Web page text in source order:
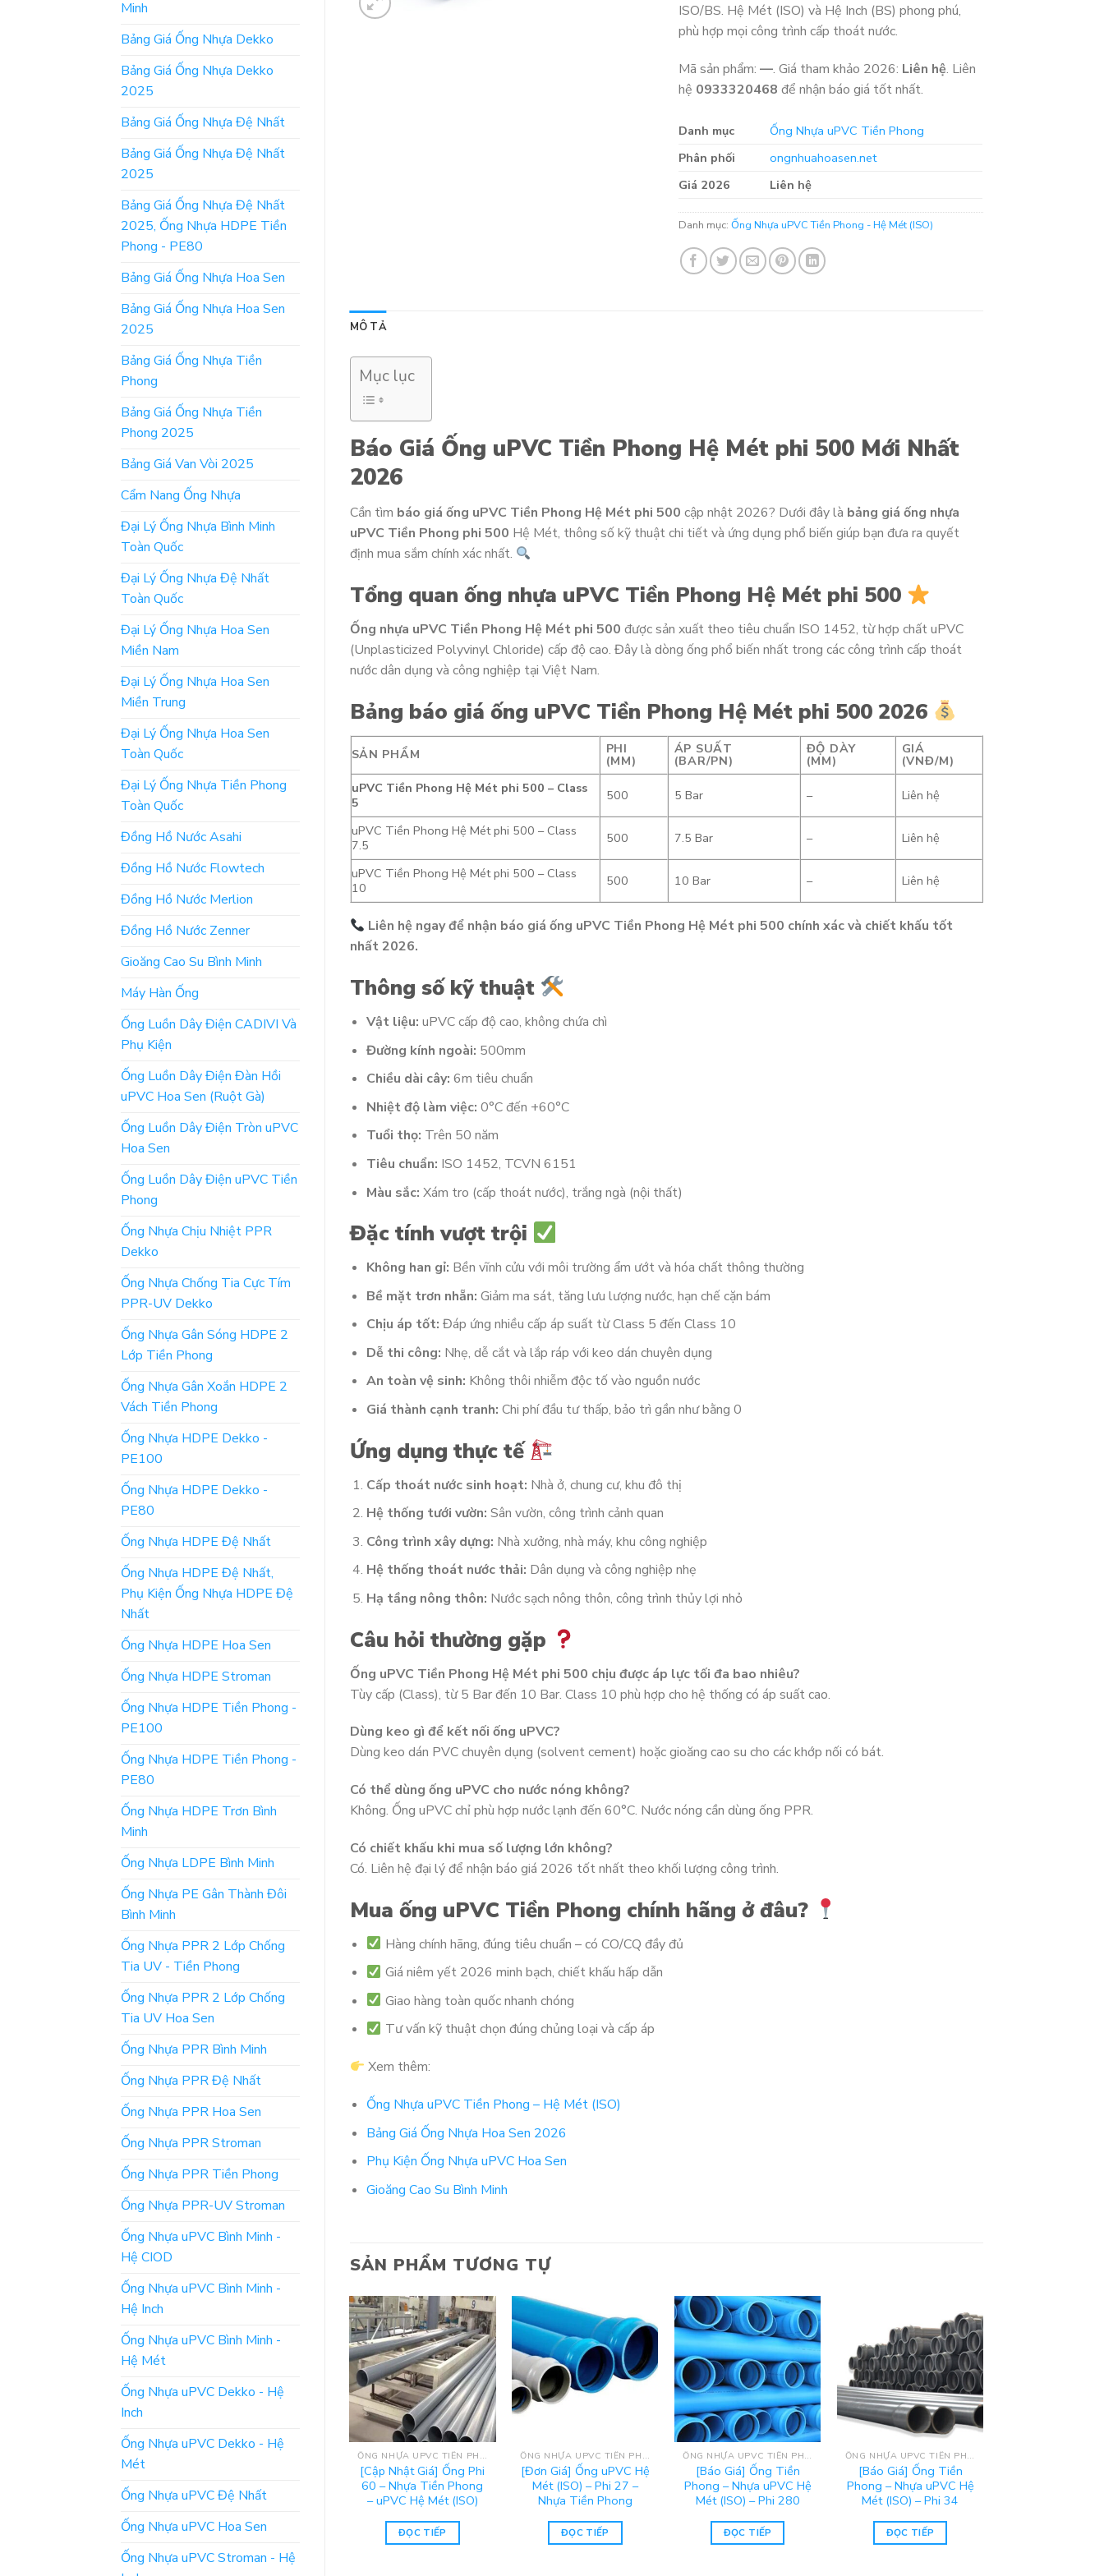
Minh
Bảng Giá Ống Nhựa Dekko
Bảng Giá Ống Nhựa Dekko
2025
Bảng Giá Ống Nhựa Đệ Nhất
Bảng Giá Ống Nhựa Đệ Nhất
2025
Bảng Giá Ống Nhựa Đệ Nhất
2025, Ống Nhựa HDPE Tiền
Phong - PE80
Bảng Giá Ống Nhựa Hoa Sen
Bảng Giá Ống Nhựa Hoa Sen
2025
Bảng Giá Ống Nhựa Tiền
Phong
Bảng Giá Ống Nhựa Tiền
Phong 2025
Bảng Giá Van Vòi 2025
Cẩm Nang Ống Nhựa
Đại Lý Ống Nhựa Bình Minh
Toàn Quốc
Đại Lý Ống Nhựa Đệ Nhất
Toàn Quốc
Đại Lý Ống Nhựa Hoa Sen
Miền Nam
Đại Lý Ống Nhựa Hoa Sen
Miền Trung
Đại Lý Ống Nhựa Hoa Sen
Toàn Quốc
Đại Lý Ống Nhựa Tiền Phong
Toàn Quốc
Đồng Hồ Nước Asahi
Đồng Hồ Nước Flowtech
Đồng Hồ Nước Merlion
Đồng Hồ Nước Zenner
Gioăng Cao Su Bình Minh
Máy Hàn Ống
Ống Luồn Dây Điện CADIVI Và
Phụ Kiện
Ống Luồn Dây Điện Đàn Hồi
uPVC Hoa Sen (Ruột Gà)
Ống Luồn Dây Điện Tròn uPVC
Hoa Sen
Ống Luồn Dây Điện uPVC Tiền
Phong
Ống Nhựa Chịu Nhiệt PPR
Dekko
Ống Nhựa Chống Tia Cực Tím
PPR-UV Dekko
Ống Nhựa Gân Sóng HDPE 2
Lớp Tiền Phong
Ống Nhựa Gân Xoắn HDPE 2
Vách Tiền Phong
Ống Nhựa HDPE Dekko -
PE100
Ống Nhựa HDPE Dekko -
PE80
Ống Nhựa HDPE Đệ Nhất
Ống Nhựa HDPE Đệ Nhất,
Phụ Kiện Ống Nhựa HDPE Đệ
Nhất
Ống Nhựa HDPE Hoa Sen
Ống Nhựa HDPE Stroman
Ống Nhựa HDPE Tiền Phong -
PE100
Ống Nhựa HDPE Tiền Phong -
PE80
Ống Nhựa HDPE Trơn Bình
Minh
Ống Nhựa LDPE Bình Minh
Ống Nhựa PE Gân Thành Đôi
Bình Minh
Ống Nhựa PPR 2 Lớp Chống
Tia UV - Tiền Phong
Ống Nhựa PPR 2 Lớp Chống
Tia UV Hoa Sen
Ống Nhựa PPR Bình Minh
Ống Nhựa PPR Đệ Nhất
Ống Nhựa PPR Hoa Sen
Ống Nhựa PPR Stroman
Ống Nhựa PPR Tiền Phong
Ống Nhựa PPR-UV Stroman
Ống Nhựa uPVC Bình Minh -
Hệ CIOD
Ống Nhựa uPVC Bình Minh -
Hệ Inch
Ống Nhựa uPVC Bình Minh -
Hệ Mét
Ống Nhựa uPVC Dekko - Hệ
Inch
Ống Nhựa uPVC Dekko - Hệ
Mét
Ống Nhựa uPVC Đệ Nhất
Ống Nhựa uPVC Hoa Sen
Ống Nhựa uPVC Stroman - Hệ
ISO/BS. Hệ Mét (ISO) và Hệ Inch (BS) phong phú,
phù hợp mọi công trình cấp thoát nước.
Mã sản phẩm:—. Giá tham khảo 2026: Liên hệ. Liên
hệ 0933320468 để nhận báo giá tốt nhất.
Danh mục
Ống Nhựa uPVC Tiền Phong
Phân phối
ongnhuahoasen.net
Giá 2026
Liên hệ
Danh mục:Ống Nhựa uPVC Tiền Phong - Hệ Mét (ISO)
MÔ TẢ
Mục lục
Báo Giá Ống uPVC Tiền Phong Hệ Mét phi 500 Mới Nhất
2026
Cần tìm báo giá ống uPVC Tiền Phong Hệ Mét phi 500 cập nhật 2026? Dưới đây là bảng giá ống nhựa
uPVC Tiền Phong phi 500 Hệ Mét, thông số kỹ thuật chi tiết và ứng dụng phổ biến giúp bạn đưa ra quyết
định mua sắm chính xác nhất.
Tổng quan ống nhựa uPVC Tiền Phong Hệ Mét phi 500
Ống nhựa uPVC Tiền Phong Hệ Mét phi 500 được sản xuất theo tiêu chuẩn ISO 1452, từ hợp chất uPVC
(Unplasticized Polyvinyl Chloride) cấp độ cao. Đây là dòng ống phổ biến nhất trong các công trình cấp thoát
nước dân dụng và công nghiệp tại Việt Nam.
Bảng báo giá ống uPVC Tiền Phong Hệ Mét phi 500 2026
SẢN PHẨM PHI
(MM)
ÁP SUẤT
(BAR/PN)
ĐỘ DÀY
(MM)
GIÁ
(VNĐ/M)
uPVC Tiền Phong Hệ Mét phi 500 – Class
5
500 5 Bar – Liên hệ
uPVC Tiền Phong Hệ Mét phi 500 – Class
7.5
500 7.5 Bar – Liên hệ
uPVC Tiền Phong Hệ Mét phi 500 – Class
10
500 10 Bar – Liên hệ
Liên hệ ngay để nhận báo giá ống uPVC Tiền Phong Hệ Mét phi 500 chính xác và chiết khấu tốt
nhất 2026.
Thông số kỹ thuật
Vật liệu: uPVC cấp độ cao, không chứa chì
Đường kính ngoài: 500mm
Chiều dài cây: 6m tiêu chuẩn
Nhiệt độ làm việc: 0°C đến +60°C
Tuổi thọ: Trên 50 năm
Tiêu chuẩn: ISO 1452, TCVN 6151
Màu sắc: Xám tro (cấp thoát nước), trắng ngà (nội thất)
Đặc tính vượt trội
Không han gỉ: Bền vĩnh cửu với môi trường ẩm ướt và hóa chất thông thường
Bề mặt trơn nhẵn: Giảm ma sát, tăng lưu lượng nước, hạn chế cặn bám
Chịu áp tốt: Đáp ứng nhiều cấp áp suất từ Class 5 đến Class 10
Dễ thi công: Nhẹ, dễ cắt và lắp ráp với keo dán chuyên dụng
An toàn vệ sinh: Không thôi nhiễm độc tố vào nguồn nước
Giá thành cạnh tranh: Chi phí đầu tư thấp, bảo trì gần như bằng 0
Ứng dụng thực tế
Cấp thoát nước sinh hoạt: Nhà ở, chung cư, khu đô thị
Hệ thống tưới vườn: Sân vườn, công trình cảnh quan
Công trình xây dựng: Nhà xưởng, nhà máy, khu công nghiệp
Hệ thống thoát nước thải: Dân dụng và công nghiệp nhẹ
Hạ tầng nông thôn: Nước sạch nông thôn, công trình thủy lợi nhỏ
Câu hỏi thường gặp
Ống uPVC Tiền Phong Hệ Mét phi 500 chịu được áp lực tối đa bao nhiêu?
Tùy cấp (Class), từ 5 Bar đến 10 Bar. Class 10 phù hợp cho hệ thống có áp suất cao.
Dùng keo gì để kết nối ống uPVC?
Dùng keo dán PVC chuyên dụng (solvent cement) hoặc gioăng cao su cho các khớp nối có bát.
Có thể dùng ống uPVC cho nước nóng không?
Không. Ống uPVC chỉ phù hợp nước lạnh đến 60°C. Nước nóng cần dùng ống PPR.
Có chiết khấu khi mua số lượng lớn không?
Có. Liên hệ đại lý để nhận báo giá 2026 tốt nhất theo khối lượng công trình.
Mua ống uPVC Tiền Phong chính hãng ở đâu?
Hàng chính hãng, đúng tiêu chuẩn – có CO/CQ đầy đủ
Giá niêm yết 2026 minh bạch, chiết khấu hấp dẫn
Giao hàng toàn quốc nhanh chóng
Tư vấn kỹ thuật chọn đúng chủng loại và cấp áp
Xem thêm:
Ống Nhựa uPVC Tiền Phong – Hệ Mét (ISO)
Bảng Giá Ống Nhựa Hoa Sen 2026
Phụ Kiện Ống Nhựa uPVC Hoa Sen
Gioăng Cao Su Bình Minh
SẢN PHẨM TƯƠNG TỰ
ỐNG NHỰA UPVC TIỀN PHONG - HỆ MÉT (ISO)
[Cập Nhật Giá] Ống Phi
60 – Nhựa Tiền Phong
– uPVC Hệ Mét (ISO)
ĐỌC TIẾP
ỐNG NHỰA UPVC TIỀN PHONG - HỆ MÉT (ISO)
[Đơn Giá] Ống uPVC Hệ
Mét (ISO) – Phi 27 –
Nhựa Tiền Phong
ĐỌC TIẾP
ỐNG NHỰA UPVC TIỀN PHONG - HỆ MÉT (ISO)
[Báo Giá] Ống Tiền
Phong – Nhựa uPVC Hệ
Mét (ISO) – Phi 280
ĐỌC TIẾP
ỐNG NHỰA UPVC TIỀN PHONG - HỆ MÉT (ISO)
[Báo Giá] Ống Tiền
Phong – Nhựa uPVC Hệ
Mét (ISO) – Phi 34
ĐỌC TIẾP
[Bảng Giá] Ống Nước
Nhựa Tiền Phong uPVC
– Hệ Mét (ISO): Phi 355
ĐỌC TIẾP
Mét (ISO) – Phi 140 –
Nhựa Tiền Phong
ĐỌC TIẾP